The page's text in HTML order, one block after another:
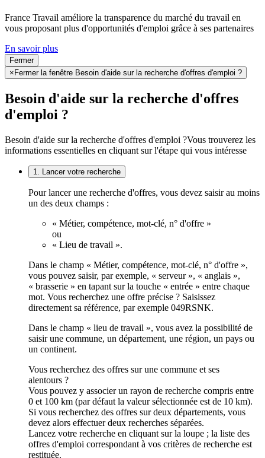
France Travail améliore la transparence du marché du travail en
vous proposant plus d'opportunités d'emploi grâce à ses partenaires
En savoir plus
Fermer
× Fermer la fenêtre Besoin d'aide sur la recherche d'offres d'emploi ?
Besoin d'aide sur la recherche d'offres
d'emploi ?
Besoin d'aide sur la recherche d'offres d'emploi ?Vous trouverez les
informations essentielles en cliquant sur l'étape qui vous intéresse
1. Lancer votre recherche
Pour lancer une recherche d'offres, vous devez saisir au moins
un des deux champs :
« Métier, compétence, mot-clé, n° d'offre »
ou
« Lieu de travail ».
Dans le champ « Métier, compétence, mot-clé, n° d'offre »,
vous pouvez saisir, par exemple, « serveur », « anglais »,
« brasserie » en tapant sur la touche « entrée » entre chaque
mot. Vous recherchez une offre précise ? Saisissez
directement sa référence, par exemple 049RSNK.
Dans le champ « lieu de travail », vous avez la possibilité de
saisir une commune, un département, une région, un pays ou
un continent.
Vous recherchez des offres sur une commune et ses
alentours ?
Vous pouvez y associer un rayon de recherche compris entre
0 et 100 km (par défaut la valeur sélectionnée est de 10 km).
Si vous recherchez des offres sur deux départements, vous
devez alors effectuer deux recherches séparées.
Lancez votre recherche en cliquant sur la loupe ; la liste des
offres d'emploi correspondant à vos critères de recherche est
restituée.